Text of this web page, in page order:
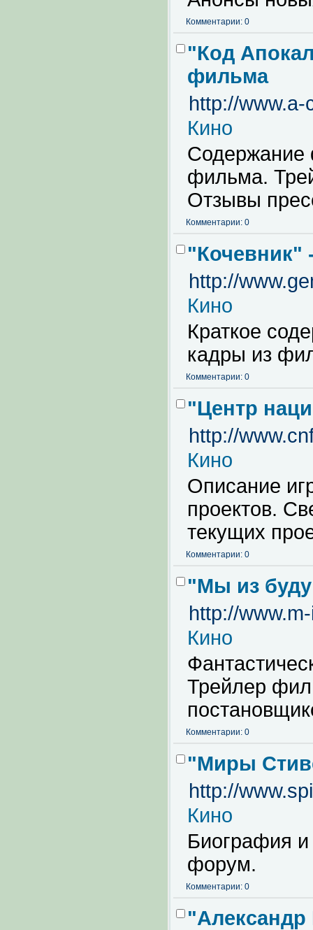
Комментарии: 0
"Код
фильма
http://www.a-
Кино
Содержание
фильма.
Отзывы
Комментарии: 0
"Кочевник"
http://
Кино
Краткое
кадры из
Комментарии: 0
"Центр
http://
Кино
Описание
проектов.
текущих
Комментарии: 0
"Мы из
http://
Кино
Трейлер
Комментарии: 0
"Миры
http://
Кино
Биография
форум.
Комментарии: 0
"Александр